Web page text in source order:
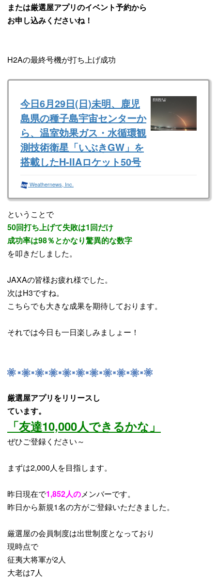
または厳選屋アプリのイベント予約から
お申し込みくださいね！
H2Aの最終号機が打ち上げ成功
今日6月29日(日)未明、鹿児
島県の種子島宇宙センターか
ら、温室効果ガス・水循環観
測技術衛星「いぶきGW」を
搭載したH-IIAロケット50号
IIAロケットの打ち上げはこ
れが最後で、人工衛星を予定
の軌道に投入して打ち上げは
成功しました。
今日6月29日(日)未明、鹿児島県の種子島宇宙セ
機が打上げられました。H-IIAロケットの打ち上
げはこれが最後で、人工衛星を予定の軌道に投
入して打ち上げは成功しました。
Weathernews, Inc.
ということで
50回打ち上げて失敗は1回だけ
成功率は98％とかなり驚異的な数字
を叩きだしました。
JAXAの皆様お疲れ様でした。
次はH3ですね。
こちらでも大きな成果を期待しております。
それでは今日も一日楽しみましょー！
厳選屋アプリをリリースし
ています。
「友達10,000人できるかな」
ぜひご登録ください～
まずは2,000人を目指します。
昨日現在で1,852人のメンバーです。
昨日から新規1名の方がご登録いただきました。
厳選屋の会員制度は出世制度となっており
現時点で
征夷大将軍が2人
大老は7人